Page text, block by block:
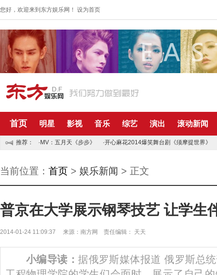
您好，欢迎来到东方娱乐网！ 设为首页
首页 明星 影视 音乐 综艺 演出 滚动新闻
推荐： ·MV：五月天《步步》 ·开心麻花2014爆笑舞台剧《须摩提世界》
当前位置： 首页 > 娱乐新闻 > 正文
普京在大学展示钢琴技艺 让学生
2014-01-24 11:09:37 来源：南方网 责任编辑： 天天
小编导读：据俄罗斯媒体报道 俄罗斯总